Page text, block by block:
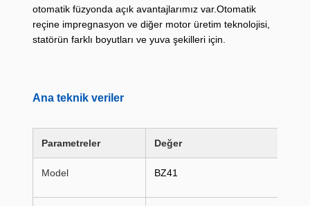
otomatik füzyonda açık avantajlarımız var.Otomatik
reçine impregnasyon ve diğer motor üretim teknolojisi,
statörün farklı boyutları ve yuva şekilleri için.
Ana teknik veriler
Parametreler Değer
Model BZ41